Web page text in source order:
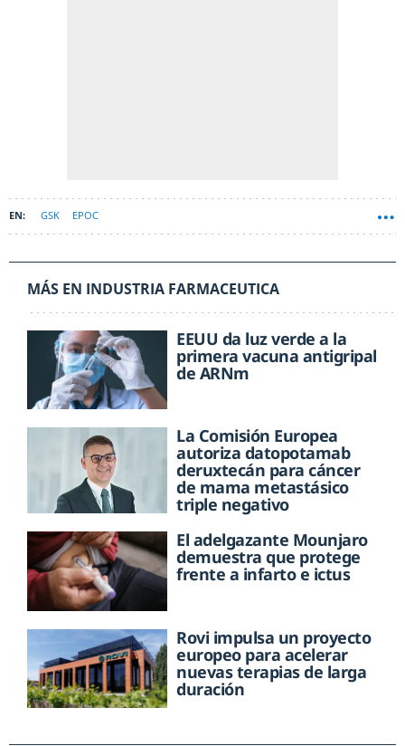
GSK EPOC
MÁS EN INDUSTRIA FARMACEUTICA
EEUU da luz verde a la
primera vacuna antigripal
de ARNm
La Comisión Europea
autoriza datopotamab
deruxtecán para cáncer
de mama metastásico
triple negativo
El adelgazante Mounjaro
demuestra que protege
frente a infarto e ictus
Rovi impulsa un proyecto
europeo para acelerar
nuevas terapias de larga
duración